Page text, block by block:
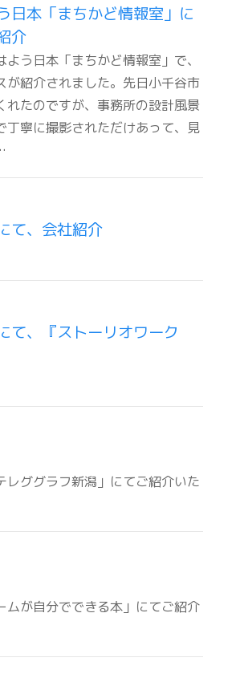
日本「まちかど情報室」に
介
う日本「まちかど情報室」で、
が紹介されました。先日小千谷市
れたのですが、事務所の設計風景
丁寧に撮影されただけあって、見
て、会社紹介
て、『ストーリオワーク
レググラフ新潟」にてご紹介いた
ムが自分でできる本」にてご紹介